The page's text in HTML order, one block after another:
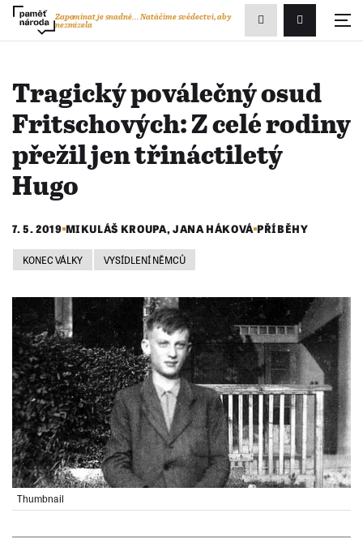
Přihlášení/
Zapomínat je snadné...Natáčíme svědectví, aby
nezmizela
Zobrazit
vyhledávání
Tragický poválečný osud
Fritschových: Z celé rodiny
přežil jen třináctiletý
Hugo
7. 5. 2019 MIKULÁŠ KROUPA,JANA HÁKOVÁ PŘÍBĚHY
KONEC VÁLKY VYSÍDLENÍ NĚMCŮ
Thumbnail